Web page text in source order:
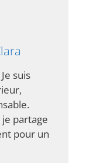
suis
partage
pour un